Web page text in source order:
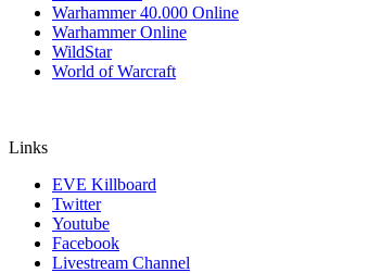
Warhammer 40.000 Online
Warhammer Online
WildStar
World of Warcraft
Links
EVE Killboard
Twitter
Youtube
Facebook
Livestream Channel